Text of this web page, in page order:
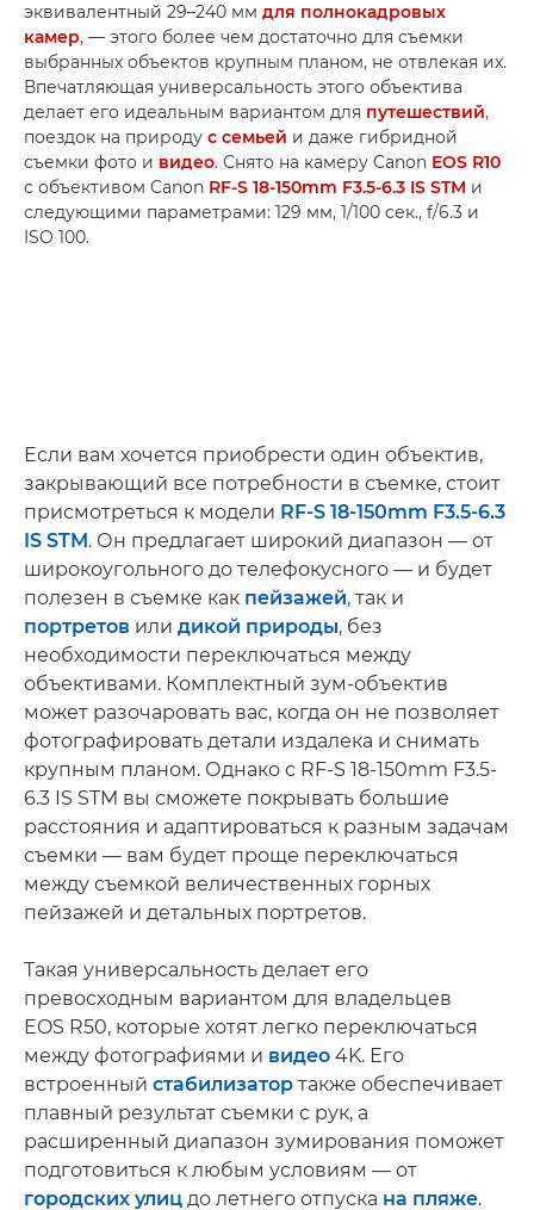
эквивалентный 29–240 мм для полнокадровых
камер, — этого более чем достаточно для съемки
выбранных объектов крупным планом, не отвлекая их.
Впечатляющая универсальность этого объектива
делает его идеальным вариантом для путешествий,
поездок на природу с семьей и даже гибридной
съемки фото и видео. Снято на камеру Canon EOS R10
с объективом Canon RF-S 18-150mm F3.5-6.3 IS STM и
следующими параметрами: 129 мм, 1/100 сек., f/6.3 и
ISO 100.
Если вам хочется приобрести один объектив,
закрывающий все потребности в съемке, стоит
присмотреться к модели RF-S 18-150mm F3.5-6.3
IS STM. Он предлагает широкий диапазон — от
широкоугольного до телефокусного — и будет
полезен в съемке как пейзажей, так и
портретов или дикой природы, без
необходимости переключаться между
объективами. Комплектный зум-объектив
может разочаровать вас, когда он не позволяет
фотографировать детали издалека и снимать
крупным планом. Однако с RF-S 18-150mm F3.5-
6.3 IS STM вы сможете покрывать большие
расстояния и адаптироваться к разным задачам
съемки — вам будет проще переключаться
между съемкой величественных горных
пейзажей и детальных портретов.
Такая универсальность делает его
превосходным вариантом для владельцев
EOS R50, которые хотят легко переключаться
между фотографиями и видео 4K. Его
встроенный стабилизатор также обеспечивает
плавный результат съемки с рук, а
расширенный диапазон зумирования поможет
подготовиться к любым условиям — от
городских улиц до летнего отпуска на пляже.